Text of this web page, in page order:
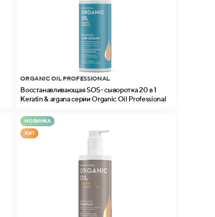
ORGANIC OIL PROFESSIONAL
Восстанавливающая SOS- сыворотка 20 в 1
Keratin & argana серии Organic Oil Professional
НОВИНКА
ХИТ